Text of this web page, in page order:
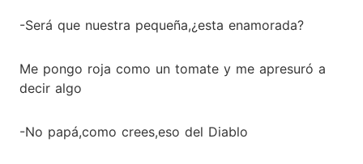
-Será que nuestra pequeña,¿esta enamorada?
Me pongo roja como un tomate y me apresuró a
decir algo
-No papá,como crees,eso del Diablo